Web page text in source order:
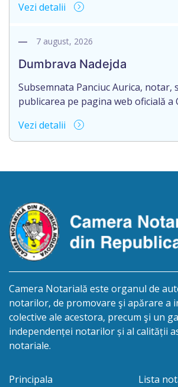
succesorale în urma decesului cet.
0991201351317, decedat/ă la data de
Eliberarea certificatului de
Vezi detalii
7 august, 2026
Dumbrava Nadejda
Subsemnata Panciuc Aurica, notar,
publicarea pe pagina web oficială a
deschiderea procedurii succesorale
conținut: Informație privind
biroului la adresa: R.Moldova,
procedurii succesorale în urma
cet.Dumbrava Nadejda, cetățeană
20 aprilie […]
Vezi detalii
Camera Notarială este organul de
notarilor, de promovare şi apărare a
colective ale acestora, precum şi un
independenței notarilor și al calității
notariale.
Principala
Lista